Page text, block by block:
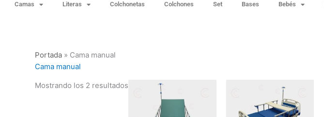
Camas Literas Colchonetas Colchones Set Bases Bebés
Portada » Cama manual
Cama manual
Mostrando los 2 resultados